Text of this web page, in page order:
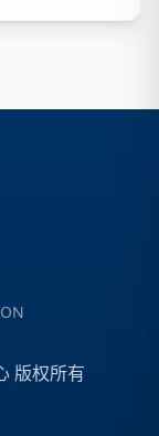
版权所有